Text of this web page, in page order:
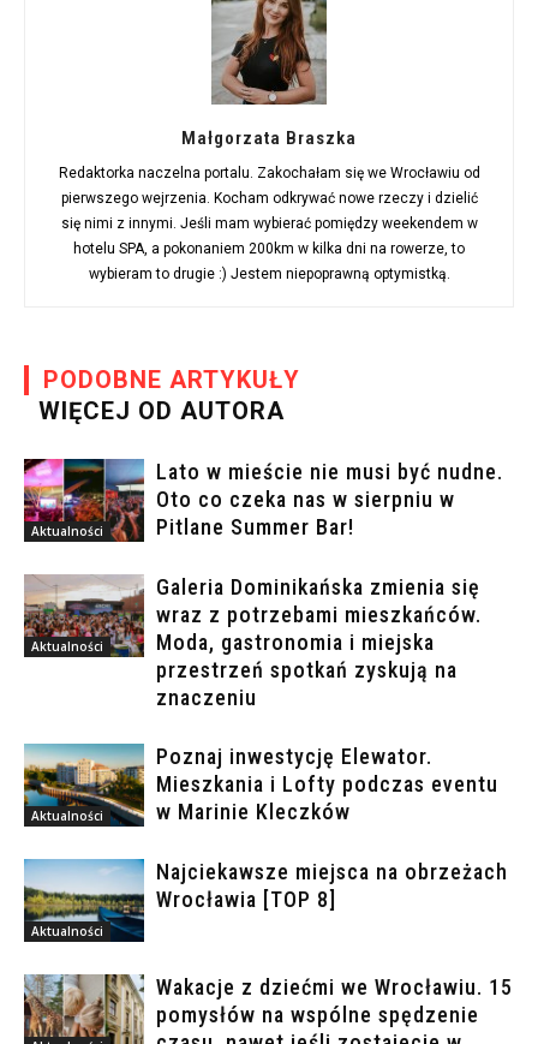
Małgorzata Braszka
Redaktorka naczelna portalu. Zakochałam się we Wrocławiu od
pierwszego wejrzenia. Kocham odkrywać nowe rzeczy i dzielić
się nimi z innymi. Jeśli mam wybierać pomiędzy weekendem w
hotelu SPA, a pokonaniem 200km w kilka dni na rowerze, to
wybieram to drugie :) Jestem niepoprawną optymistką.
PODOBNE ARTYKUŁY
WIĘCEJ OD AUTORA
Aktualności
Lato w mieście nie musi być nudne.
Oto co czeka nas w sierpniu w
Pitlane Summer Bar!
Aktualności
Galeria Dominikańska zmienia się
wraz z potrzebami mieszkańców.
Moda, gastronomia i miejska
przestrzeń spotkań zyskują na
znaczeniu
Aktualności
Poznaj inwestycję Elewator.
Mieszkania i Lofty podczas eventu
w Marinie Kleczków
Aktualności
Najciekawsze miejsca na obrzeżach
Wrocławia [TOP 8]
Wakacje z dziećmi we Wrocławiu. 15
pomysłów na wspólne spędzenie